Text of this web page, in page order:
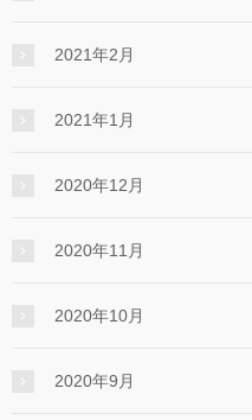
2021年2月
2021年1月
2020年12月
2020年11月
2020年10月
2020年9月